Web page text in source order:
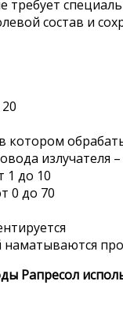
требует
состав и
излучателя –
1 до 10
0 до 70
Рапресол